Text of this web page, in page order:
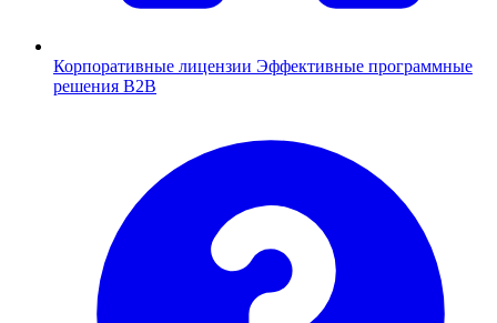
Корпоративные лицензии Эффективные программные
решения B2B